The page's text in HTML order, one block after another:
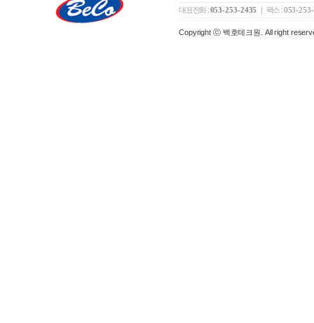
대표전화 :053-253-2435 ｜ 팩스 :053-
Copyright ⓒ 백호테크원. All right